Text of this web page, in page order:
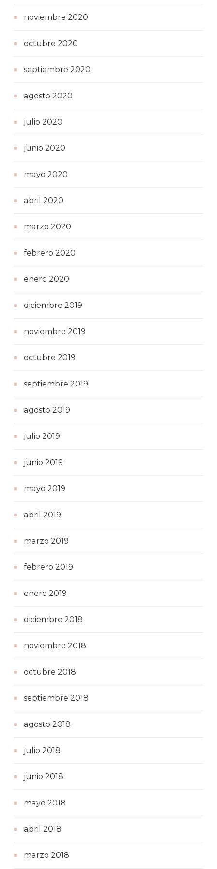
noviembre 2020
octubre 2020
septiembre 2020
agosto 2020
julio 2020
junio 2020
mayo 2020
abril 2020
marzo 2020
febrero 2020
enero 2020
diciembre 2019
noviembre 2019
octubre 2019
septiembre 2019
agosto 2019
julio 2019
junio 2019
mayo 2019
abril 2019
marzo 2019
febrero 2019
enero 2019
diciembre 2018
noviembre 2018
octubre 2018
septiembre 2018
agosto 2018
julio 2018
junio 2018
mayo 2018
abril 2018
marzo 2018